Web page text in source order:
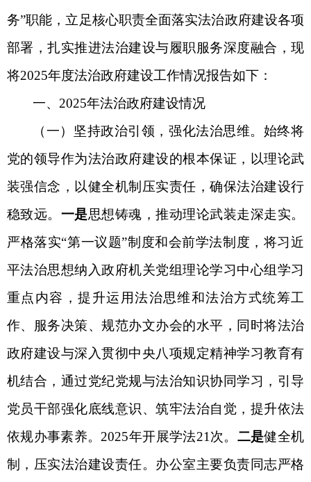
务”职能， 立足核心职责全面落实法治政府建设各项
部署，扎实推进法治建设与履职服务深度融合，现
将2025年度法治政府建设工作情况报告如下：
一、 2025年法治政府建设情况
（一） 坚持政治引领， 强化法治思维。 始终将
党的领导作为法治政府建设的根本保证，以理论武
装强信念，以健全机制 压实责任 ，确保法治建设行
稳致远。 一是思想铸魂，推动理论武装走深走实。
严格落实“第一议题”制度和会前学法制度，将习近
平法治思想纳入政府机关党组理论学习中心组 学习
重点内容，提升运用法治思维和法治方式统筹工
作、服务决策、规范办文办会的水平 ， 同时将法治
政府建设与深入贯彻中央八项规定精神学习教育有
机结合，通过党纪党规与法治知识协同学习，引导
党员干部强化底线意识、筑牢法治自觉，提升依法
依规办事素养。 2025年开展学法21次。 二是健全机
制
，压实法治建设责任。 办公室主要负责同志严格